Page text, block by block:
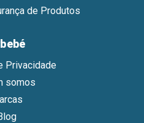
de Produtos
Privacidade
somos